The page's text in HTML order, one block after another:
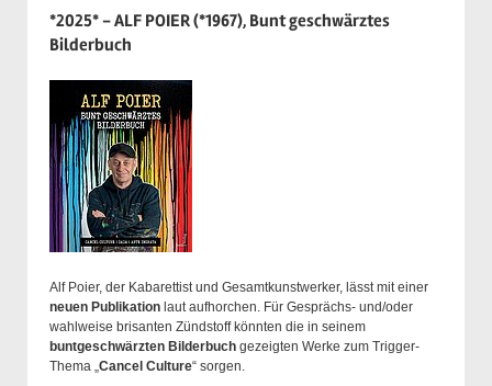
*2025* - ALF POIER (*1967), Bunt geschwärztes
Bilderbuch
Alf Poier, der Kabarettist und Gesamtkunstwerker, lässt mit einer
neuen Publikation laut aufhorchen. Für Gesprächs- und/oder
wahlweise brisanten Zündstoff könnten die in seinem
buntgeschwärzten Bilderbuch gezeigten Werke zum Trigger-
Thema „Cancel Culture“ sorgen.